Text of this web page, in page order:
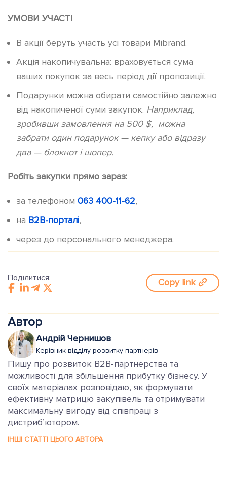
УМОВИ УЧАСТІ
В акції беруть участь усі товари Mibrand.
Акція накопичувальна: враховується сума
ваших покупок за весь період дії пропозиції.
Подарунки можна обирати самостійно залежно
від накопиченої суми закупок. Наприклад,
зробивши замовлення на 500 $, можна
забрати один подарунок — кепку або відразу
два — блокнот і шопер.
Робіть закупки прямо зараз:
за телефоном 063 400-11-62,
на B2B-порталі,
через до персонального менеджера.
Поділитися: Copy link
Автор
Андрій Чернишов
Керівник відділу розвитку партнерів
Пишу про розвиток B2B-партнерства та
можливості для збільшення прибутку бізнесу. У
своїх матеріалах розповідаю, як формувати
ефективну матрицю закупівель та отримувати
максимальну вигоду від співпраці з
дистриб’ютором.
ІНШІ СТАТТІ ЦЬОГО АВТОРА